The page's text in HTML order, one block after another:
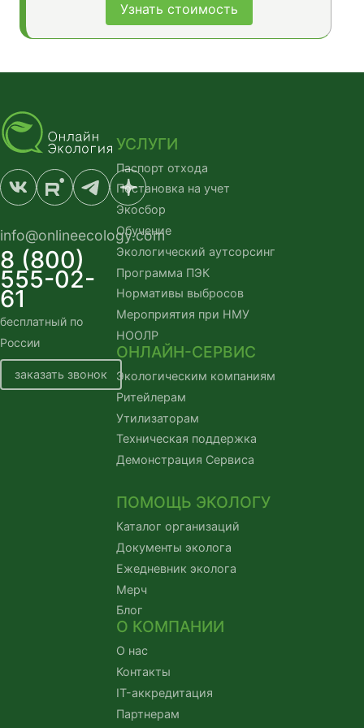
Узнать стоимость
info@onlineecology.com
8 (800)
555-02-
61
бесплатный по
России
заказать звонок
УСЛУГИ
Паспорт отхода
Постановка на учет
Экосбор
Обучение
Экологический аутсорсинг
Программа ПЭК
Нормативы выбросов
Мероприятия при НМУ
НООЛР
ОНЛАЙН-СЕРВИС
Экологическим компаниям
Ритейлерам
Утилизаторам
Техническая поддержка
Демонстрация Сервиса
ПОМОЩЬ ЭКОЛОГУ
Каталог организаций
Документы эколога
Ежедневник эколога
Мерч
Блог
О КОМПАНИИ
О нас
Контакты
IT-аккредитация
Партнерам